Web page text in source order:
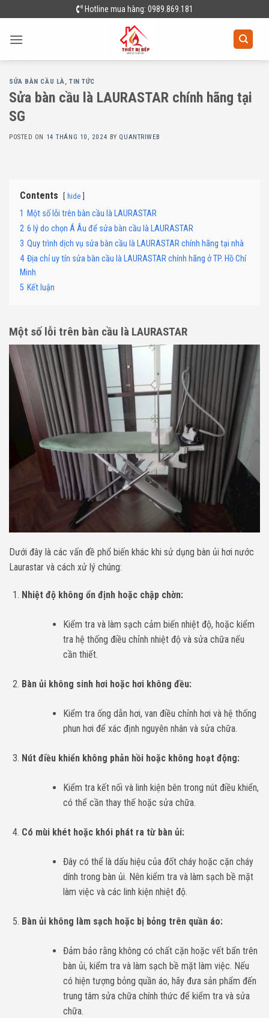
to
content
Hotline mua hàng: 0989.869.181
SỬA BÀN CẦU LÀ, TIN TỨC
Sửa bàn cầu là LAURASTAR chính hãng tại
SG
POSTED ON 14 THÁNG 10, 2024 BY QUANTRIWEB
Contents hide
1 Một số lỗi trên bàn cầu là LAURASTAR
2 6 lý do chọn Á Âu để sửa bàn cầu là LAURASTAR
3 Quy trình dịch vụ sửa bàn cầu là LAURASTAR chính hãng tại nhà
4 Địa chỉ uy tín sửa bàn cầu là LAURASTAR chính hãng ở TP. Hồ Chí
Minh
5 Kết luận
Một số lỗi trên bàn cầu là LAURASTAR
Dưới đây là các vấn đề phổ biến khác khi sử dụng bàn ủi hơi nước
Laurastar và cách xử lý chúng:
Nhiệt độ không ổn định hoặc chập chờn:
Kiểm tra và làm sạch cảm biến nhiệt độ, hoặc kiểm
tra hệ thống điều chỉnh nhiệt độ và sửa chữa nếu
cần thiết.
Bàn ủi không sinh hơi hoặc hơi không đều:
Kiểm tra ống dẫn hơi, van điều chỉnh hơi và hệ thống
phun hơi để xác định nguyên nhân và sửa chữa.
Nút điều khiển không phản hồi hoặc không hoạt động:
Kiểm tra kết nối và linh kiện bên trong nút điều khiển,
có thể cần thay thế hoặc sửa chữa.
Có mùi khét hoặc khói phát ra từ bàn ủi:
Đây có thể là dấu hiệu của đốt cháy hoặc cặn cháy
dính trong bàn ủi. Nên kiểm tra và làm sạch bề mặt
làm việc và các linh kiện nhiệt độ.
Bàn ủi không làm sạch hoặc bị bỏng trên quần áo:
Đảm bảo rằng không có chất cặn hoặc vết bẩn trên
bàn ủi, kiểm tra và làm sạch bề mặt làm việc. Nếu
có hiện tượng bỏng quần áo, hãy đưa sản phẩm đến
trung tâm sửa chữa chính thức để kiểm tra và sửa
chữa.